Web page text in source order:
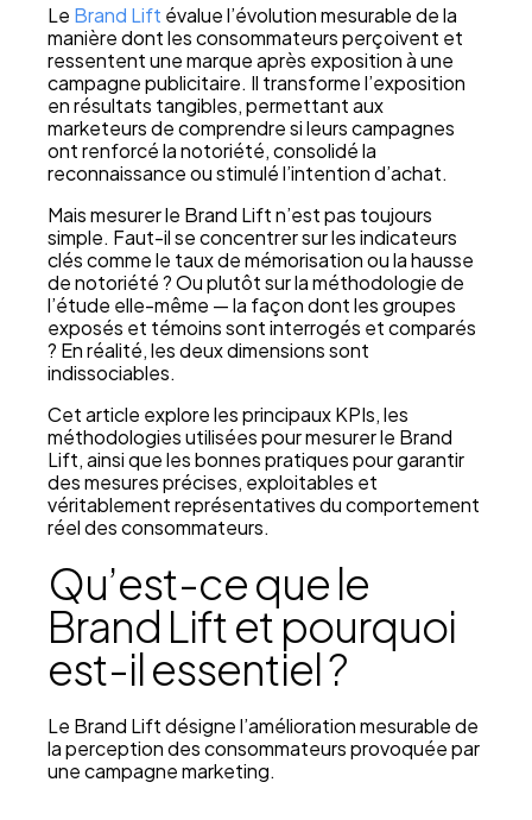
Le Brand Lift évalue l’évolution mesurable de la
manière dont les consommateurs perçoivent et
ressentent une marque après exposition à une
campagne publicitaire. Il transforme l’exposition
en résultats tangibles, permettant aux
marketeurs de comprendre si leurs campagnes
ont renforcé la notoriété, consolidé la
reconnaissance ou stimulé l’intention d’achat.
Mais mesurer le Brand Lift n’est pas toujours
simple. Faut-il se concentrer sur les indicateurs
clés comme le taux de mémorisation ou la hausse
de notoriété ? Ou plutôt sur la méthodologie de
l’étude elle-même — la façon dont les groupes
exposés et témoins sont interrogés et comparés
? En réalité, les deux dimensions sont
indissociables.
Cet article explore les principaux KPIs, les
méthodologies utilisées pour mesurer le Brand
Lift, ainsi que les bonnes pratiques pour garantir
des mesures précises, exploitables et
véritablement représentatives du comportement
réel des consommateurs.
Qu’est-ce que le
Brand Lift et pourquoi
est-il essentiel ?
Le Brand Lift désigne l’amélioration mesurable de
la perception des consommateurs provoquée par
une campagne marketing.